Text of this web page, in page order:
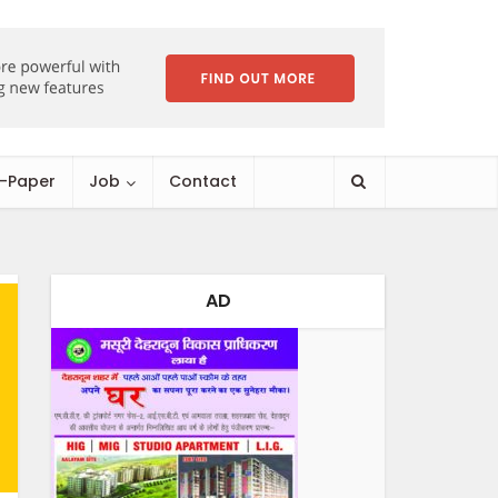
Paper Job Contact
AD